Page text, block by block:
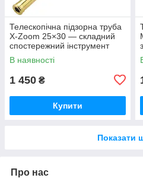
Телескопічна підзорна труба
X-Zoom 25×30 — складний
спостережний інструмент
В наявності
1 450 ₴
Купити
Показати
Про нас